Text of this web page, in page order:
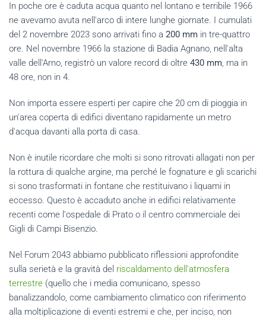
In poche ore è caduta acqua quanto nel lontano e terribile 1966
ne avevamo avuta nell'arco di intere lunghe giornate. I cumulati
del 2 novembre 2023 sono arrivati fino a 200 mm in tre-quattro
ore. Nel novembre 1966 la stazione di Badia Agnano, nell'alta
valle dell'Arno, registrò un valore record di oltre 430 mm, ma in
48 ore, non in 4.
Non importa essere esperti per capire che 20 cm di pioggia in
un'area coperta di edifici diventano rapidamente un metro
d'acqua davanti alla porta di casa.
Non è inutile ricordare che molti si sono ritrovati allagati non per
la rottura di qualche argine, ma perché le fognature e gli scarichi
si sono trasformati in fontane che restituivano i liquami in
eccesso. Questo è accaduto anche in edifici relativamente
recenti come l'ospedale di Prato o il centro commerciale dei
Gigli di Campi Bisenzio.
Nel Forum 2043 abbiamo pubblicato riflessioni approfondite
sulla serietà e la gravità del riscaldamento dell'atmosfera
terrestre (quello che i media comunicano, spesso
banalizzandolo, come cambiamento climatico con riferimento
alla moltiplicazione di eventi estremi e che, per inciso, non